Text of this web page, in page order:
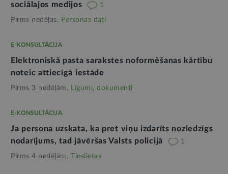
sociālajos medijos
1
Pirms nedēļas, Personas dati
E-KONSULTĀCIJA
Elektroniskā pasta sarakstes noformēšanas kārtību
noteic attiecīgā iestāde
Pirms 3 nedēļām, Līgumi, dokumenti
E-KONSULTĀCIJA
Ja persona uzskata, ka pret viņu izdarīts noziedzīgs
nodarījums, tad jāvēršas Valsts policijā
1
Pirms 4 nedēļām, Tieslietas